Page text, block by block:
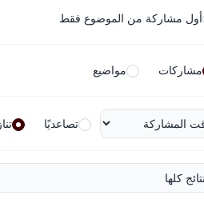
أول مشاركة من الموضوع فقط
مشاركات مواضيع
تصاعديًا